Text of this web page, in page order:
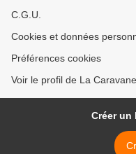
C.G.U.
Cookies et données
Préférences cookies
Voir le profil de La
Créer un